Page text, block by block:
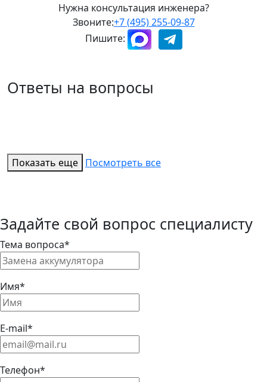
Нужна консультация инженера?
Звоните:+7 (495) 255-09-87
Пишите:
Ответы на вопросы
Показать еще Посмотреть все
Задайте свой вопрос специалисту
Тема вопроса*
Имя*
E-mail*
Телефон*